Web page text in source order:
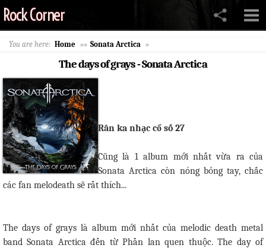
Rock Corner
You are here: Home »» Sonata Arctica »
The days of grays - Sonata Arctica
Rân ka nhạc cổ số 27
Cũng là 1 album mới nhất vừa ra của
Sonata Arctica còn nóng bỏng tay, chắc
các fan melodeath sẽ rất thích...
The days of grays là album mới nhất của melodic death metal
band Sonata Arctica đến từ Phần lan quen thuộc. The day of